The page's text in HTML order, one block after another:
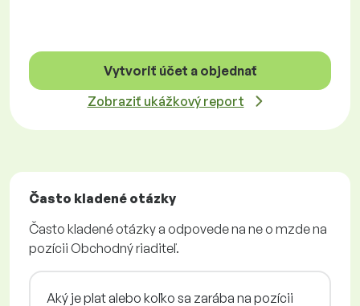
Vytvoriť účet a objednať
Zobraziť ukážkový report
Často kladené otázky
Často kladené otázky a odpovede na ne o mzde na
pozícii Obchodný riaditeľ.
Aký je plat alebo koľko sa zarába na pozícii